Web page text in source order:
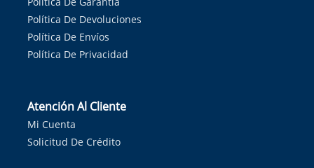
Política De Devoluciones
Política De Envíos
Política De Privacidad
Atención Al Cliente
Mi Cuenta
Solicitud De Crédito